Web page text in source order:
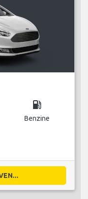
local_gas_station
Benzine